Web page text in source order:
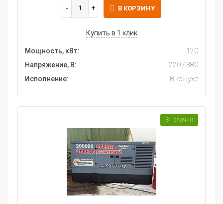
В КОРЗИНУ
Купить в 1 клик
Мощность, кВт:
120
Напряжение, В:
220 / 380
Исполнение:
В кожухе
В наличии